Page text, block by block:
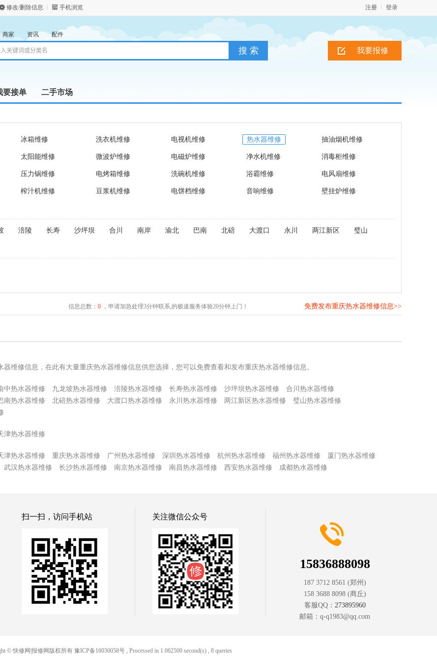
修改/删除信息 手机浏览 登录
注册
我要报修
商家 资讯 配件
要接单 二手市场
冰箱维修 洗衣机维修 电视机维修 热水器维修 抽油烟机维修
太阳能维修 微波炉维修 电磁炉维修 净水机维修 消毒柜维修
压力锅维修 电烤箱维修 洗碗机维修 浴霸维修 电风扇维修
榨汁机维修 豆浆机维修 电饼档维修 音响维修 壁挂炉维修
涪陵 长寿 沙坪坝 合川 南岸 渝北 巴南 北碚 大渡口 永川 两江新区 璧山
信息总数： 0 ，申请加急处理3分钟联系,的极速服务体验20分钟上门！ 免费发布重庆热水器维修信息>>
维修信息，在此有大量重庆热水器维修信息供您选择，您可以免费查看和发布重庆热水器维修信息。
中热水器维修 九龙坡热水器维修 涪陵热水器维修 长寿热水器维修 沙坪坝热水器维修
合川热水器维修
南热水器维修 北碚热水器维修 大渡口热水器维修 永川热水器维修 两江新区热水器维修
璧山热水器维修
津热水器维修
津热水器维修 重庆热水器维修 广州热水器维修 深圳热水器维修 杭州热水器维修 福州热水器维修
厦门热水器维修
武汉热水器维修 长沙热水器维修 南京热水器维修 南昌热水器维修 西安热水器维修 成都热水器维修
扫一扫，访问手机站 关注微信公众号
15836888098
187 3712 8561 (郑州)
158 3688 8098(商丘)
客服QQ： 273895960
邮箱： q-q1983@qq.com
© 快修网|报修网版权所有 豫ICP备16030058号 , Processed in 1.062500 second(s) , 8 queries